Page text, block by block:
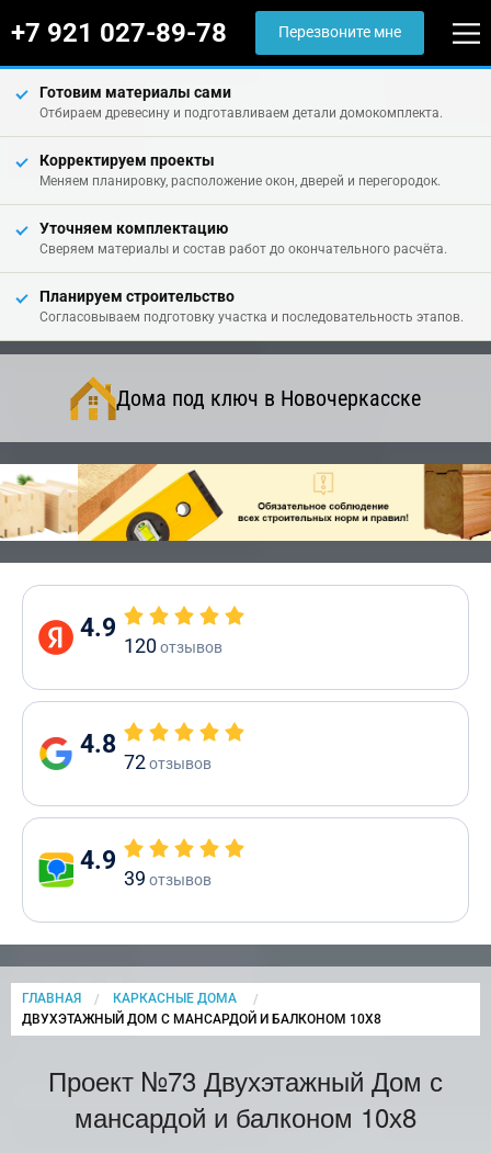
+7 921 027-89-78 Перезвоните мне
Готовим материалы сами
Отбираем древесину и подготавливаем детали домокомплекта.
Корректируем проекты
Меняем планировку, расположение окон, дверей и перегородок.
Уточняем комплектацию
Сверяем материалы и состав работ до окончательного расчёта.
Планируем строительство
Согласовываем подготовку участка и последовательность этапов.
Дома под ключ в Новочеркасске
4.9
120отзывов
4.8
72отзывов
4.9
39 отзывов
ГЛАВНАЯ
КАРКАСНЫЕ ДОМА
CURRENT:
ДВУХЭТАЖНЫЙ ДОМ С МАНСАРДОЙ И БАЛКОНОМ 10Х8
Проект №73 Двухэтажный Дом с
мансардой и балконом 10х8